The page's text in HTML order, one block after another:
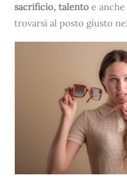
sacrificio, talento e
trovarsi al posto giusto